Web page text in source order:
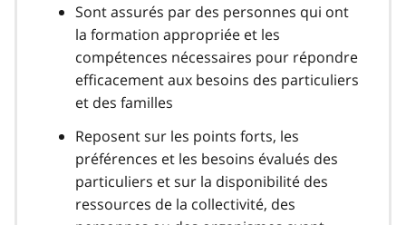
Sont assurés par des personnes qui ont
la formation appropriée et les
compétences nécessaires pour répondre
efficacement aux besoins des particuliers
et des familles
Reposent sur les points forts, les
préférences et les besoins évalués des
particuliers et sur la disponibilité des
ressources de la collectivité, des